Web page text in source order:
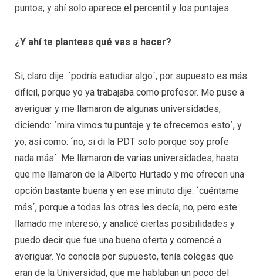
puntos, y ahí solo aparece el percentil y los puntajes.
¿Y ahí te planteas qué vas a hacer?
Si, claro dije: ´podría estudiar algo´, por supuesto es más
difícil, porque yo ya trabajaba como profesor. Me puse a
averiguar y me llamaron de algunas universidades,
diciendo: ´mira vimos tu puntaje y te ofrecemos esto´, y
yo, así como: ´no, si di la PDT solo porque soy profe
nada más´. Me llamaron de varias universidades, hasta
que me llamaron de la Alberto Hurtado y me ofrecen una
opción bastante buena y en ese minuto dije: ´cuéntame
más´, porque a todas las otras les decía, no, pero este
llamado me interesó, y analicé ciertas posibilidades y
puedo decir que fue una buena oferta y comencé a
averiguar. Yo conocía por supuesto, tenía colegas que
eran de la Universidad, que me hablaban un poco del